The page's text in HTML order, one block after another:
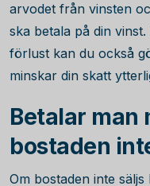
arvodet från vinsten
ska betala på din
förlust kan du också
minskar din skatt
Betalar man
bostaden
Om bostaden inte